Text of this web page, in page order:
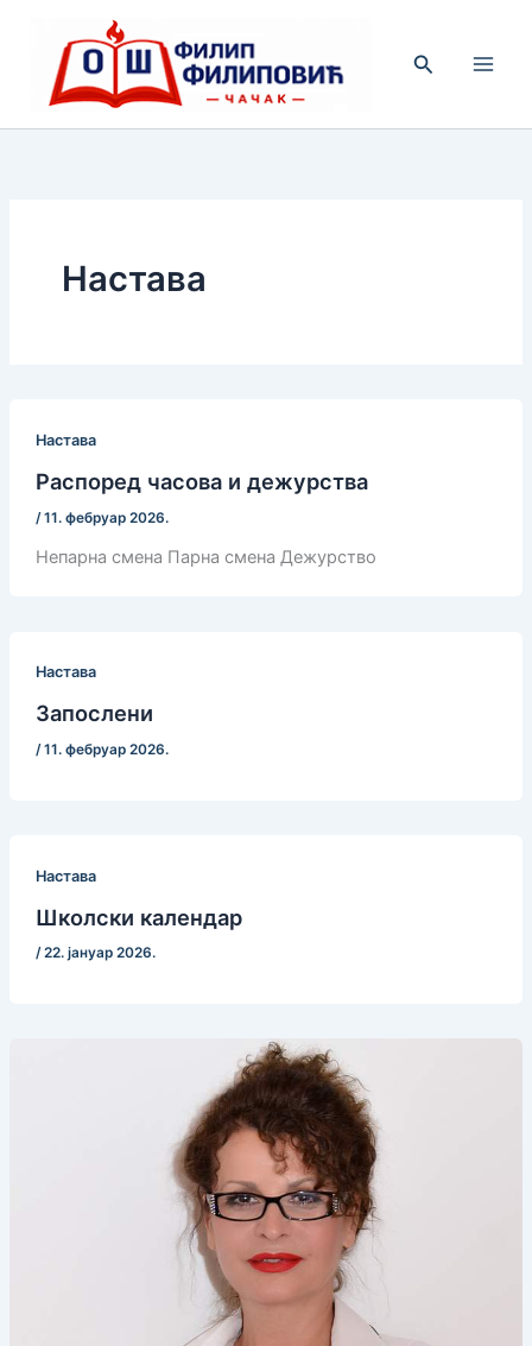
садржај
Претрага
Настава
Настава
Распоред часова и дежурства
/11. фебруар 2026.
Непарна смена Парна смена Дежурство
Настава
Запослени
/11. фебруар 2026.
Настава
Школски календар
/22. јануар 2026.